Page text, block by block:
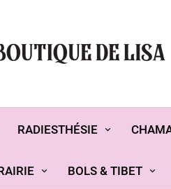
RADIESTHÉSIE
BOLS & TIBET